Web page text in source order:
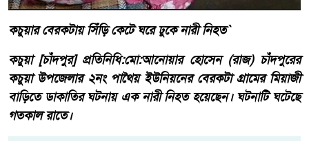
কচুয়ার বেরকটায় সিঁড়ি কেটে ঘরে ঢুকে নারী নিহত`
কচুয়া [চাঁদপুর] প্রতিনিধি:মো:আনোয়ার হোসেন (রাজ) চাঁদপুরের
কচুয়া উপজেলার ২নং পাথৈয় ইউনিয়নের বেরকটা গ্রামের মিয়াজী
বাড়িতে ডাকাতির ঘটনায় এক নারী নিহত হয়েছেন। ঘটনাটি ঘটেছে
গতকাল রাতে।